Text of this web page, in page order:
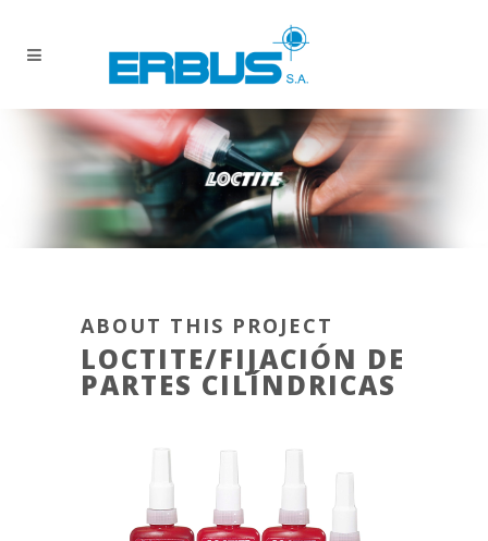
ABOUT THIS PROJECT
LOCTITE/FIJACIÓN DE
PARTES CILÍNDRICAS